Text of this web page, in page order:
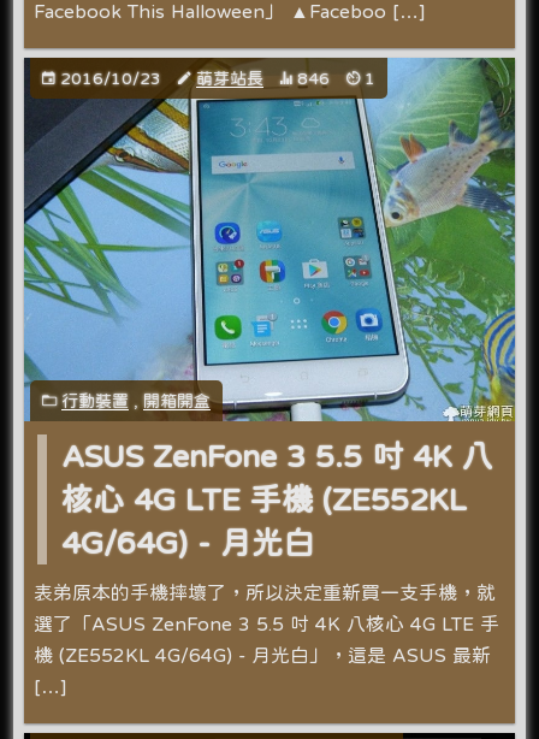
Facebook This Halloween」 ▲Faceboo […]
2016/10/23 萌芽站長 846 1
行動裝置 , 開箱開盒
ASUS ZenFone 3 5.5 吋 4K 八
核心 4G LTE 手機 (ZE552KL
4G/64G) - 月光白
表弟原本的手機摔壞了，所以決定重新買一支手機，就
選了「ASUS ZenFone 3 5.5 吋 4K 八核心 4G LTE 手
機 (ZE552KL 4G/64G) - 月光白」，這是 ASUS 最新
[…]